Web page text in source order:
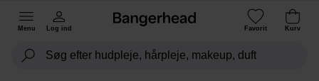
Menu Log ind Favorit Kurv